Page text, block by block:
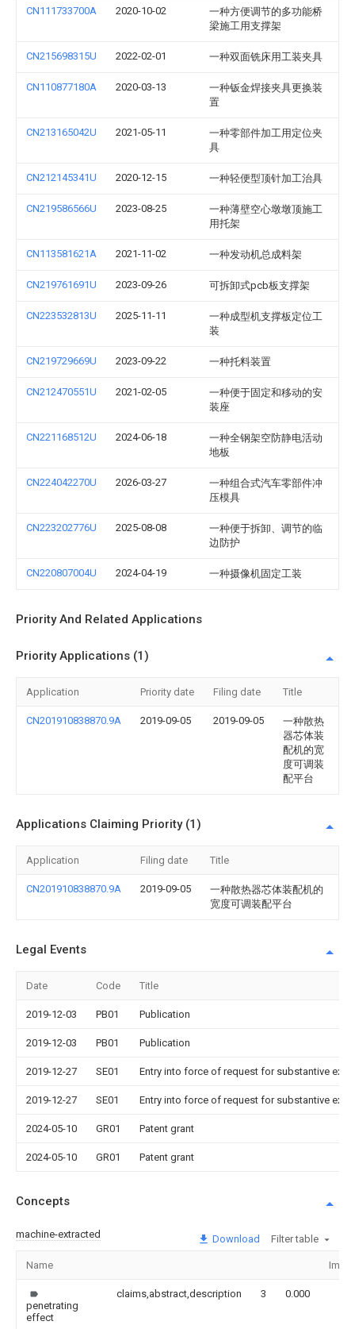
CN111733700A 2020-10-02
一种方便调节的多功能桥
梁施工用支撑架
CN215698315U 2022-02-01 一种双面铣床用工装夹具
CN110877180A 2020-03-13
一种钣金焊接夹具更换装
置
CN213165042U 2021-05-11
一种零部件加工用定位夹
具
CN212145341U 2020-12-15 一种轻便型顶针加工治具
CN219586566U 2023-08-25
一种薄壁空心墩墩顶施工
用托架
CN113581621A 2021-11-02 一种发动机总成料架
CN219761691U 2023-09-26 可拆卸式pcb板支撑架
CN223532813U 2025-11-11
一种成型机支撑板定位工
装
CN219729669U 2023-09-22 一种托料装置
CN212470551U 2021-02-05
一种便于固定和移动的安
装座
CN221168512U 2024-06-18
一种全钢架空防静电活动
地板
CN224042270U 2026-03-27
一种组合式汽车零部件冲
压模具
CN223202776U 2025-08-08
一种便于拆卸、调节的临
边防护
CN220807004U 2024-04-19 一种摄像机固定工装
Priority And Related Applications
Priority Applications (1)
Application Priority date Filing date Title
CN201910838870.9A 2019-09-05 2019-09-05
一种散热
器芯体装
配机的宽
度可调装
配平台
Applications Claiming Priority (1)
Application Filing date Title
CN201910838870.9A 2019-09-05
一种散热器芯体装配机的
宽度可调装配平台
Legal Events
Date Code Title
2019-12-03 PB01 Publication
2019-12-03 PB01 Publication
2019-12-27 SE01 Entry into force of request for substantive
2019-12-27 SE01 Entry into force of request for substantive
2024-05-10 GR01 Patent grant
2024-05-10 GR01 Patent grant
Concepts
machine-extracted Download Filter table
Name
penetrating
effect
claims,abstract,description 3 0.000